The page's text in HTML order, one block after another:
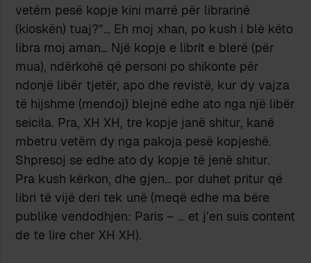
vetëm pesë kopje kini marrë për librarinë
(kioskën) tuaj?”… Eh moj xhan, po kush i blè këto
libra moj aman… Një kopje e librit e blerë (për
mua), ndërkohë që personi po shikonte për
ndonjë libër tjetër, apo dhe revistë, kur dy vajza
të hijshme (mendoj) blejnë edhe ato nga një libër
seicila. Pra, XH XH, tre kopje janë shitur, kanë
mbetru vetëm dy nga pakoja pesë kopjeshë.
Shpresoj se edhe ato dy kopje të jenë shitur.
Pra kush kërkon, dhe gjen… por duhet pritur që
libri të vijë deri tek unë (meqë edhe ma bëre
publike vendodhjen: Paris – … et j’en suis content
de te lire cher XH XH).